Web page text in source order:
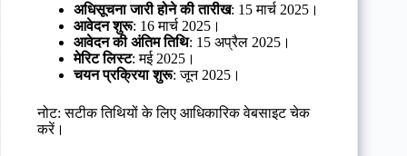
अधिसूचना जारी होने की तारीख: 15 मार्च 2025।
आवेदन शुरू: 16 मार्च 2025।
आवेदन की अंतिम तिथि: 15 अप्रैल 2025।
मेरिट लिस्ट: मई 2025।
चयन प्रक्रिया शुरू: जून 2025।
नोट: सटीक तिथियों के लिए आधिकारिक वेबसाइट चेक
करें।